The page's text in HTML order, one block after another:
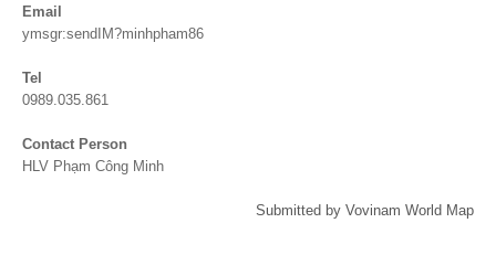
Email
ymsgr:sendIM?minhpham86
Tel
0989.035.861
Contact Person
HLV Phạm Công Minh
Submitted by Vovinam World Map